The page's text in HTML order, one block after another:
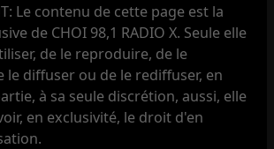
Le contenu de cette page est la
de CHOI 98,1 RADIO X. Seule elle
de le reproduire, de le
diffuser ou de le rediffuser, en
à sa seule discrétion, aussi, elle
en exclusivité, le droit d'en